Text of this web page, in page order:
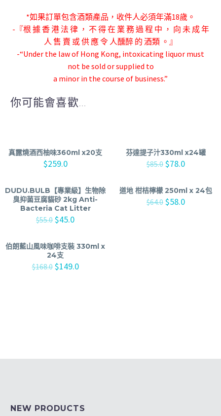
*如果訂單包含酒類產品，收件人必須年滿18歲。
-『根 據 香 港 法 律 ， 不 得 在 業 務 過 程 中 ， 向 未 成 年
人 售 賣 或 供 應 令 人醺醉 的 酒類 。』
-“Under the law of Hong Kong, intoxicating liquor must
not be sold or supplied to
a minor in the course of business.”
你可能會喜歡...
真露燒酒西柚味360ml x20支
$259.0
芬達提子汁330ml x24罐
$85.0 $78.0
DUDU.BULB【專業級】生物除
臭抑菌豆腐貓砂 2kg Anti-
Bacteria Cat Litter
$55.0 $45.0
道地 柑桔檸檬 250ml x 24包
$64.0 $58.0
伯朗藍山風味咖啡支裝 330ml x
24支
$168.0 $149.0
NEW PRODUCTS